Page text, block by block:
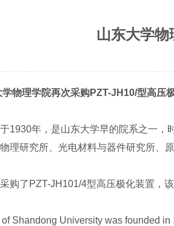
山东大学
物理学院再次采购PZT-JH10/型高压
1930年，是山东大学早的院系之一
理研究所、光电材料与器件研究所、
购了PZT-JH101/4型高压极化装置，
Shandong University was founded